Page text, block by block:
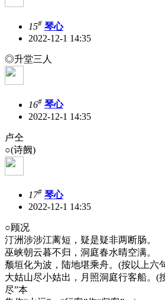
15# 琴心
2022-12-1 14:35
◎升堂三人
16# 琴心
2022-12-1 14:35
卢仝
○(诗阙)
17# 琴心
2022-12-1 14:35
○顾况
汀洲涉涉江蓠短，疑是疑非两断肠。
巫峡朝云暮不归，洞庭春水晴空满。
颓垣化为波，陆地堪乘舟。(按以上六
大姑山尽小姑出，月照洞庭行客船。(
尽”本